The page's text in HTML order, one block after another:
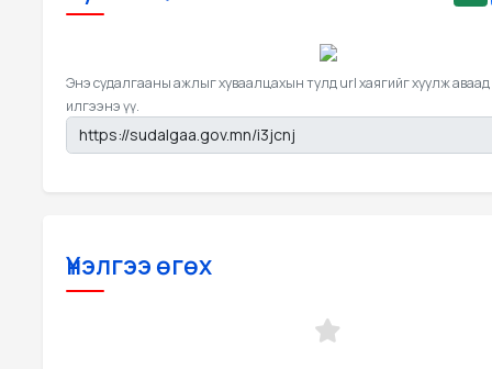
Энэ судалгааны ажлыг хуваалцахын тулд url хаягийг хуулж аваад
илгээнэ үү.
Үнэлгээ өгөх